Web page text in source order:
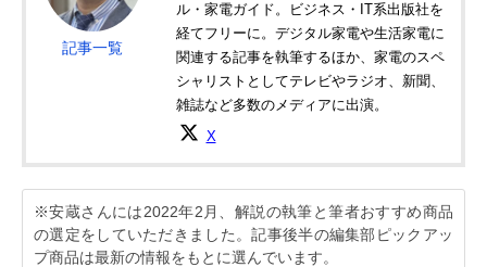
記事一覧
ル・家電ガイド。ビジネス・IT系出版社を
経てフリーに。デジタル家電や生活家電に
関連する記事を執筆するほか、家電のスペ
シャリストとしてテレビやラジオ、新聞、
雑誌など多数のメディアに出演。
X
※安蔵さんには2022年2月、解説の執筆と筆者おすすめ商品
の選定をしていただきました。記事後半の編集部ピックアッ
プ商品は最新の情報をもとに選んでいます。